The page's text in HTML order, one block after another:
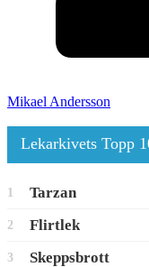
Mikael Andersson
Lekarkivets Topp
1 Tarzan
2 Flirtlek
3 Skeppsbrott